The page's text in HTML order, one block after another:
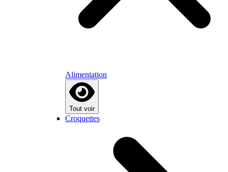
Alimentation
Tout voir
Croquettes